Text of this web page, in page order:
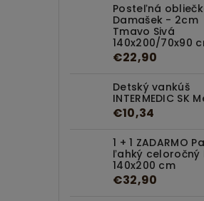
Posteľná
Damašek - 2cm
Tmavo Sivá
140x200/70x90
€22,90
Detský vankúš
INTERMEDIC SK
€10,34
1 + 1 ZADARMO
ľahký celoročný
140x200 cm
€32,90